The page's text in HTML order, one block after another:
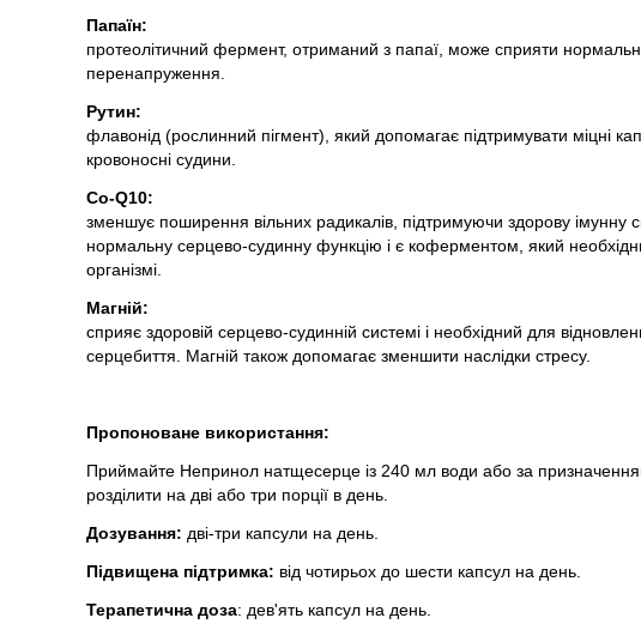
Папаїн:
протеолітичний фермент, отриманий з папаї, може сприяти
перенапруження.
Рутин:
флавонід (рослинний пігмент), який допомагає підтримувати міцні
кровоносні судини.
Co-Q10:
зменшує поширення вільних радикалів, підтримуючи здорову імунну
нормальну серцево-судинну функцію і є коферментом, який
організмі.
Магній:
сприяє здоровій серцево-судинній системі і необхідний для
серцебиття. Магній також допомагає зменшити наслідки стресу.
Пропоноване використання:
Приймайте Непринол натщесерце із 240 мл води або за
розділити на дві або три порції в день.
Дозування: дві-три капсули на день.
Підвищена підтримка: від чотирьох до шести капсул на день.
Терапетична доза: дев'ять капсул на день.